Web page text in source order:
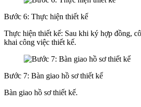
Bước 6: Thực hiện thiết kế
Thực hiện thiết kế: Sau khi ký hợp đồng,
khai công việc thiết kế.
Bước 7: Bàn giao hồ sơ thiết kế
Bàn giao hồ sơ thiết kế.